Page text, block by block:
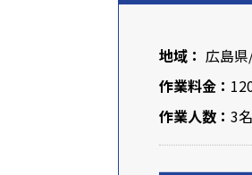
地域： 広島県
作業料金：
作業人数： 3名